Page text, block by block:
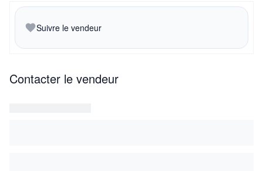
Suivre le vendeur
Contacter le vendeur